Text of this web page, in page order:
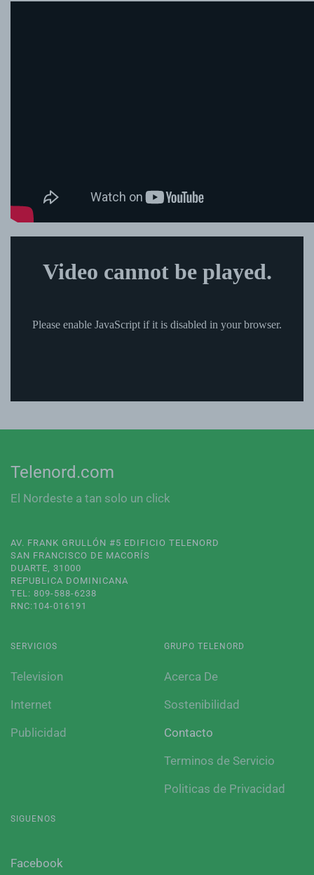
Telenord.com
El Nordeste a tan solo un click
AV. FRANK GRULLÓN #5 EDIFICIO TELENORD
SAN FRANCISCO DE MACORÍS
DUARTE, 31000
REPUBLICA DOMINICANA
TEL: 809-588-6238
RNC:104-016191
SERVICIOS
Television
Internet
Publicidad
GRUPO TELENORD
Acerca De
Sostenibilidad
Contacto
Terminos de Servicio
Politicas de Privacidad
SIGUENOS
Facebook